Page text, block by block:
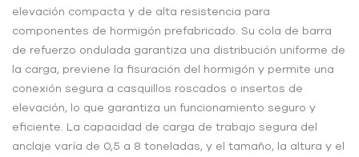
elevación compacta y de alta resistencia para
componentes de hormigón prefabricado. Su cola de barra
de refuerzo ondulada garantiza una distribución uniforme de
la carga, previene la fisuración del hormigón y permite una
conexión segura a casquillos roscados o insertos de
elevación, lo que garantiza un funcionamiento seguro y
eficiente. La capacidad de carga de trabajo segura del
anclaje varía de 0,5 a 8 toneladas, y el tamaño, la altura y el